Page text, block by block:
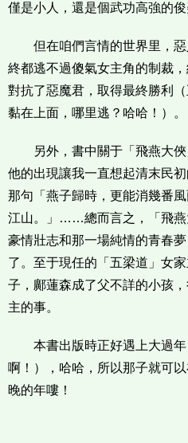
僅是小人，還是個武功高強的俊
但在咱們言情的世界里，
終都逃不過傻氣女主角的制裁
對抗了惡魔君，取得最終勝利
黏在上面，哪里逃？哈哈！）。
另外，書中關于「飛燕大
他的出現讓我一直想起清末民
那句「燕子歸時，更能消幾番
江山。」……總而言之，「飛燕
豪情壯志和那一場純情的青春
了。至于現任的「五梁道」女
子，鄺蓮森成了父不詳的小孩
主的事。
本書出版時正好遇上大過
啊！），哈哈，所以那子就可
晚的年嘍！